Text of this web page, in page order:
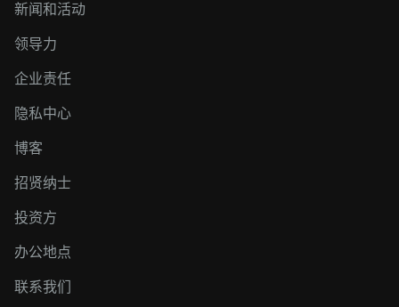
新闻和活动
领导力
企业责任
隐私中心
博客
招贤纳士
投资方
办公地点
联系我们